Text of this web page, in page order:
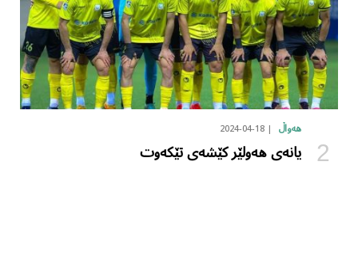
هەواڵ 2024-04-18
یانەی هەولێر کێشەی تێکەوت